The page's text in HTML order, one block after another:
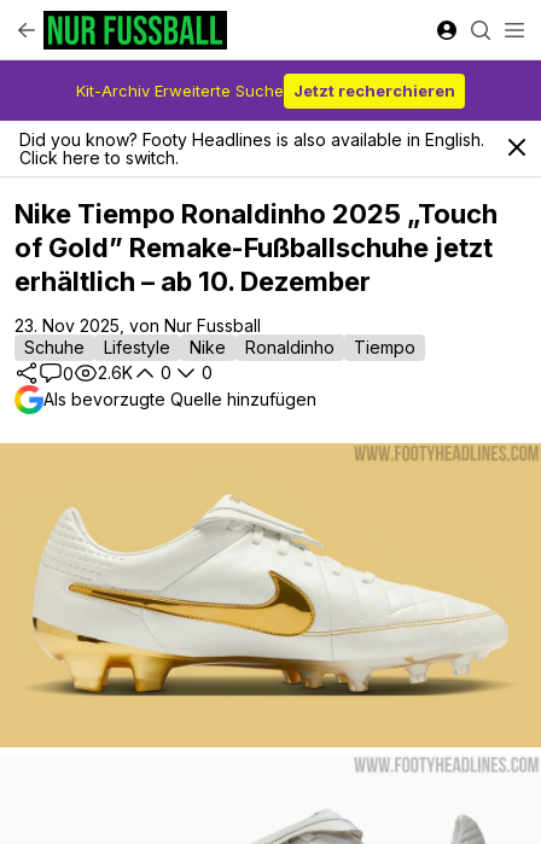
Kit-Archiv Erweiterte Suche Jetzt recherchieren
Did you know? Footy Headlines is also available in English.
Click here to switch.
Nike Tiempo Ronaldinho 2025 „Touch
of Gold” Remake-Fußballschuhe jetzt
erhältlich – ab 10. Dezember
23. Nov 2025, von Nur Fussball
Schuhe
Lifestyle Nike Ronaldinho
Tiempo
0
2.6K 0
0
Als bevorzugte Quelle hinzufügen